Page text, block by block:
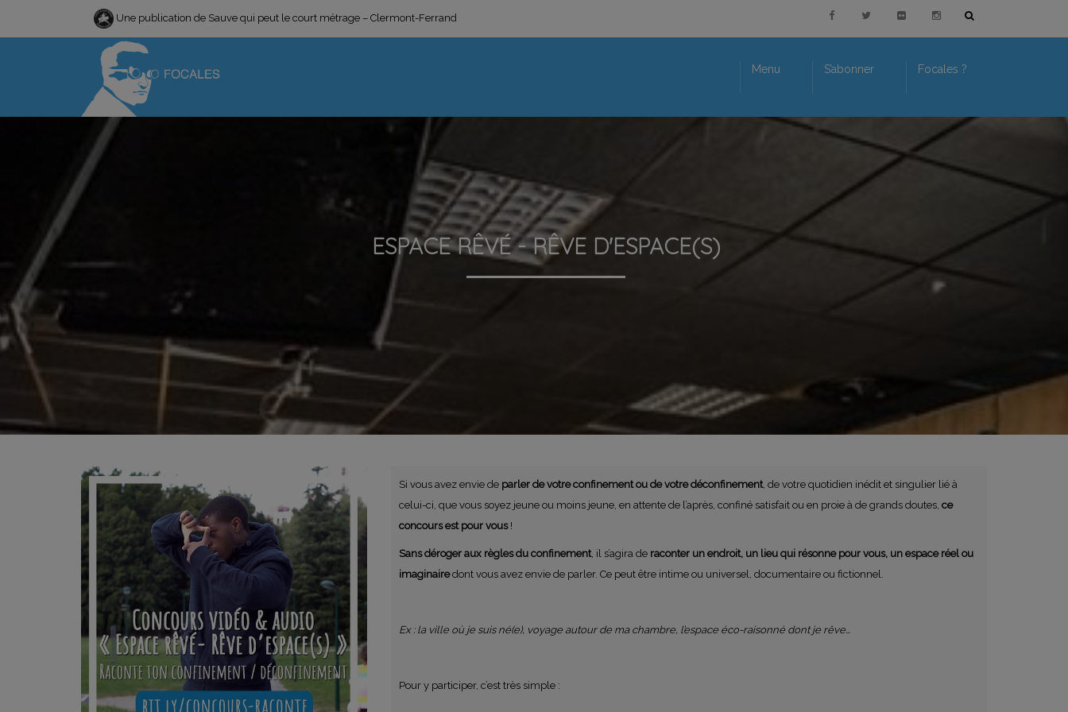
Une publication de Sauve qui peut le court métrage – Clermont-Ferrand
Menu S’abonner Focales ?
ESPACE RÊVÉ - RÊVE D'ESPACE(S)
Si vous avez envie de parler de votre confinement ou de votre déconfinement, de votre quotidien inédit et singulier lié à
celui-ci, que vous soyez jeune ou moins jeune, en attente de l’après, confiné satisfait ou en proie à de grands doutes, ce
concours est pour vous!
Sans déroger aux règles du confinement, il s’agira de raconter un endroit, un lieu qui résonne pour vous, un espace réel ou
imaginairedont vous avez envie de parler. Ce peut être intime ou universel, documentaire ou fictionnel.
Ex : la ville où je suis né(e), voyage autour de ma chambre, l’espace éco-raisonné dont je rêve…
Pour y participer, c’est très simple :